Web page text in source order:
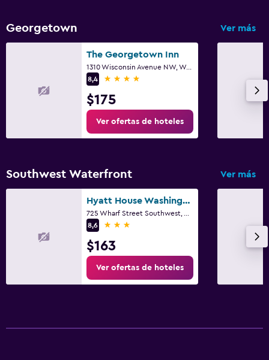
Georgetown Ver más
The Georgetown Inn
8,4
4 estrellas
$175
Ver ofertas de hoteles
Southwest Waterfront Ver más
Hyatt House Washington DC The Wharf
8,6
3 estrellas
$163
Ver ofertas de hoteles